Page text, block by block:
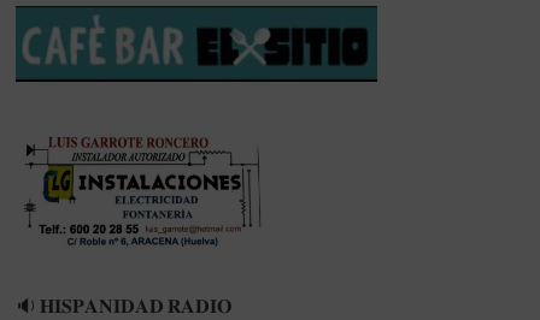
el
mapa
de
rivales
🔉 𝐇𝐈𝐒𝐏𝐀𝐍𝐈𝐃𝐀𝐃 𝐑𝐀𝐃𝐈𝐎